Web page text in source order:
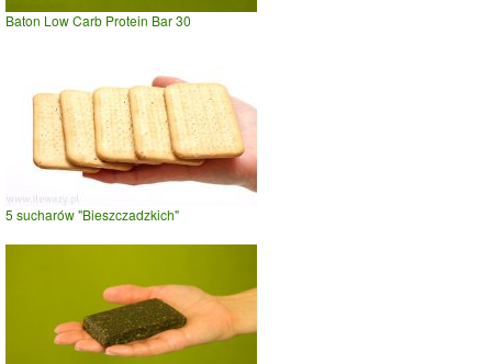
Baton Low Carb Protein Bar 30
5 sucharów "Bieszczadzkich"